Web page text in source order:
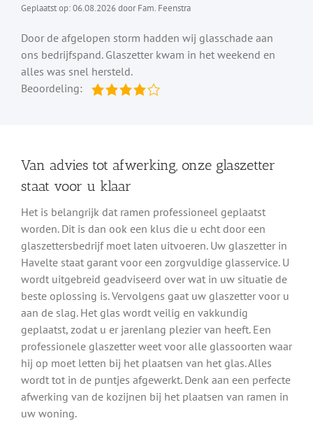
Geplaatst op: 06.08.2026 door Fam. Feenstra
Door de afgelopen storm hadden wij glasschade aan
ons bedrijfspand. Glaszetter kwam in het weekend en
alles was snel hersteld.
Beoordeling:
Van advies tot afwerking, onze glaszetter
staat voor u klaar
Het is belangrijk dat ramen professioneel geplaatst
worden. Dit is dan ook een klus die u echt door een
glaszettersbedrijf moet laten uitvoeren. Uw glaszetter in
Havelte staat garant voor een zorgvuldige glasservice. U
wordt uitgebreid geadviseerd over wat in uw situatie de
beste oplossing is. Vervolgens gaat uw glaszetter voor u
aan de slag. Het glas wordt veilig en vakkundig
geplaatst, zodat u er jarenlang plezier van heeft. Een
professionele glaszetter weet voor alle glassoorten waar
hij op moet letten bij het plaatsen van het glas. Alles
wordt tot in de puntjes afgewerkt. Denk aan een perfecte
afwerking van de kozijnen bij het plaatsen van ramen in
uw woning.